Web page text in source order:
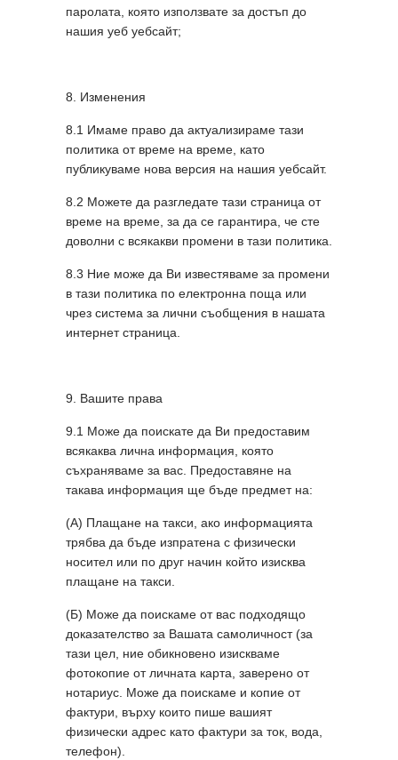
паролата, която използвате за достъп до
нашия уеб уебсайт;
8. Изменения
8.1 Имаме право да актуализираме тази
политика от време на време, като
публикуваме нова версия на нашия уебсайт.
8.2 Можете да разгледате тази страница от
време на време, за да се гарантира, че сте
доволни с всякакви промени в тази политика.
8.3 Ние може да Ви известяваме за промени
в тази политика по електронна поща или
чрез система за лични съобщения в нашата
интернет страница.
9. Вашите права
9.1 Може да поискате да Ви предоставим
всякаква лична информация, която
съхраняваме за вас. Предоставяне на
такава информация ще бъде предмет на:
(А) Плащане на такси, ако информацията
трябва да бъде изпратена с физически
носител или по друг начин който изисква
плащане на такси.
(Б) Може да поискаме от вас подходящо
доказателство за Вашата самоличност (за
тази цел, ние обикновено изискваме
фотокопие от личната карта, заверено от
нотариус. Може да поискаме и копие от
фактури, върху които пише вашият
физически адрес като фактури за ток, вода,
телефон).